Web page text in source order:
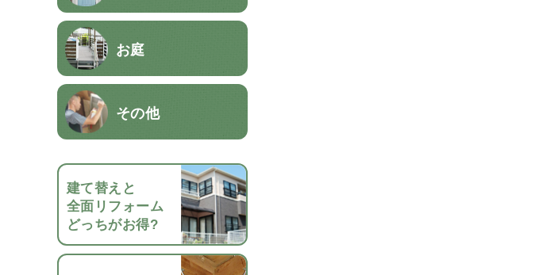
お庭
その他
建て替えと
全面リフォーム
どっちがお得?